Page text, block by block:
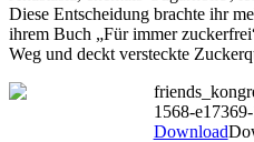
Diese Entscheidung brachte ihr
ihrem Buch „Für immer
Weg und deckt versteckte
1568-
Download